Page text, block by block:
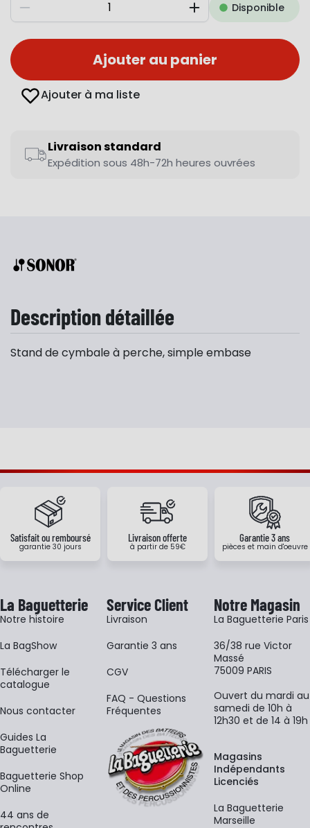
Diminuer AugmenterDisponible
Ajouter au panier
Ajouter à ma liste
Livraison standard
Expédition sous 48h-72h heures ouvrées
Description détaillée
Stand de cymbale à perche, simple embase
Satisfait ou remboursé
garantie 30 jours
Livraison offerte
à partir de 59€
Garantie 3 ans
pièces et main d'oeuvre
La Baguetterie
Notre histoire
La BagShow
​Télécharger le
catalogue
Nous contacter
Guides La
Baguetterie
Baguetterie Shop
Online
44 ans de
Service Client
Livraison
Garantie 3 ans
CGV
FAQ - Questions
Fréquentes
Notre Magasin
La Baguetterie Paris
36/38 rue Victor
Massé
75009 PARIS
Ouvert du mardi au
samedi de 10h à
12h30 et de 14 à 19h
Magasins
Indépendants
Licenciés
La Baguetterie
Marseille